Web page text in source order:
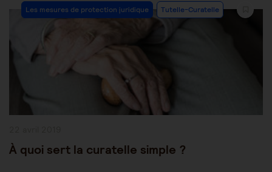
Post
Category:
Les mesures de protection juridique Tutelle-Curatelle
À quoi sert la curatelle simple ?